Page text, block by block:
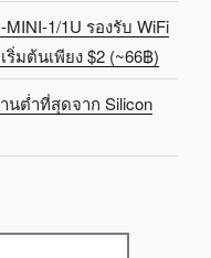
1/1U รองรับ WiFi
ริ่มต้นเพียง $2 (~66฿)
นต่ำที่สุดจาก Silicon